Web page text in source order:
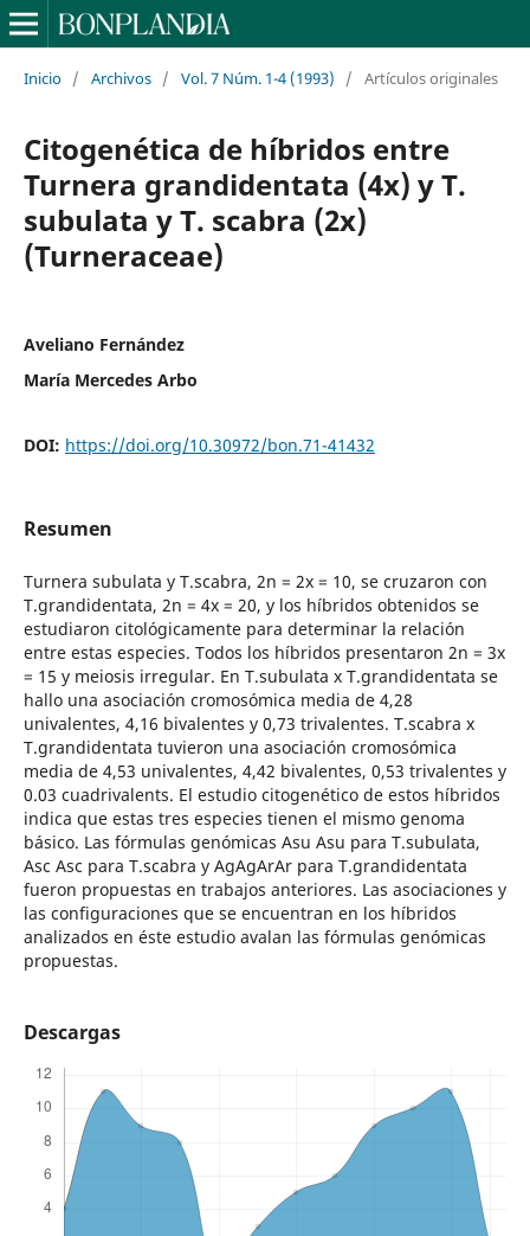
Inicio / Archivos / Vol. 7 Núm. 1-4 (1993) / Artículos originales
Citogenética de híbridos entre
Turnera grandidentata (4x) y T.
subulata y T. scabra (2x)
(Turneraceae)
Aveliano Fernández
María Mercedes Arbo
DOI: https://doi.org/10.30972/bon.71-41432
Resumen
Turnera subulata y T.scabra, 2n = 2x = 10, se cruzaron con
T.grandidentata, 2n = 4x = 20, y los híbridos obtenidos se
estudiaron citológicamente para determinar la relación
entre estas especies. Todos los híbridos presentaron 2n = 3x
= 15 y meiosis irregular. En T.subulata x T.grandidentata se
hallo una asociación cromosómica media de 4,28
univalentes, 4,16 bivalentes y 0,73 trivalentes. T.scabra x
T.grandidentata tuvieron una asociación cromosómica
media de 4,53 univalentes, 4,42 bivalentes, 0,53 trivalentes y
0.03 cuadrivalents. El estudio citogenético de estos híbridos
indica que estas tres especies tienen el mismo genoma
básico. Las fórmulas genómicas Asu Asu para T.subulata,
Asc Asc para T.scabra y AgAgArAr para T.grandidentata
fueron propuestas en trabajos anteriores. Las asociaciones y
las configuraciones que se encuentran en los híbridos
analizados en éste estudio avalan las fórmulas genómicas
propuestas.
Descargas